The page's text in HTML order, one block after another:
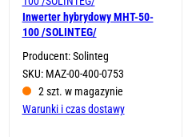
Inwerter hybrydowy MHT-50-
100 /SOLINTEG/
Producent: Solinteg
SKU: MAZ-00-400-0753
2 szt. w magazynie
Warunki i czas dostawy